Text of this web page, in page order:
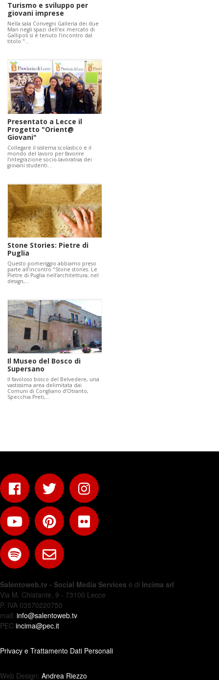
Turismo e sviluppo per
giovani imprese
Nella sala Convegni Galleria dei due
Mari negli spazi dell'ex mercato di
Gallipoli si è tenuto l'incontro dal
titolo "…
Presentato a Lecce il
Progetto "Orient@
Giovani"
Collegare il sistema scolastico e il
mondo del lavoro per favorire
l’integrazione socio-lavorativa dei
giovani studenti…
Stone Stories: Pietre di
Puglia
Questo pomeriggio abbiamo preso
parte all’incontro "Stone stories. Le
Pietre di Puglia nell'architettura, nel
design,…
Il Museo del Bosco di
Supersano
Il favoloso bosco del Belvedere, una
vastissima area delimitata dai
Comuni di Corigliano d‘Otranto,
Specchia Preti,…
Salentoweb.tv - Social Media Services è di Incima srl
Via M. Chiatante, 9 - 73100 Lecce
P. IVA 03570220750
mail: info@salentoweb.tv
PEC incima@pec.it
Privacy e Trattamento Dati Personali
Web Design: Andrea Riezzo